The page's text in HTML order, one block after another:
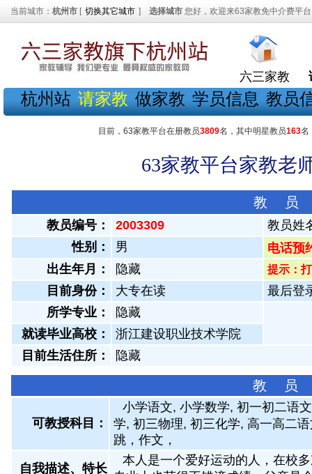
当前城市： 杭州市 [ 切换其它城市 ] 选择城市 您好，欢迎来63家教免中介费平
六三家教
杭州站 请家教 做家教 学员信息 教员
目前，63家教平台在册教员3809名，其中明星教员163名
63家教平台家教老
教 员
教员编号： 2003309
教员姓
性别：
男
电话预
出生年月：
隐藏 提示：
目前身份： 大专在读
最后登
所学专业：
隐藏
就读毕业高校：
浙江建设职业技术学院
目前生活住所：
隐藏
教 员
可教授科目：
小学语文, 小学数学, 初一初二语
学, 初三物理, 初三化学, 高一高二
跳，作文，
自我描述、特长
本人是一个爱好运动的人，在校